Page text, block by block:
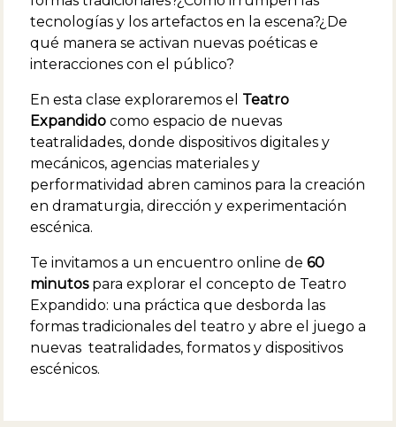
tecnologías y los artefactos en la escena?¿De
qué manera se activan nuevas poéticas e
interacciones con el público?
En esta clase exploraremos el Teatro
Expandido como espacio de nuevas
teatralidades, donde dispositivos digitales y
mecánicos, agencias materiales y
performatividad abren caminos para la creación
en dramaturgia, dirección y experimentación
escénica.
Te invitamos a un encuentro online de 60
minutospara explorar el concepto de Teatro
Expandido: una práctica que desborda las
formas tradicionales del teatro y abre el juego a
nuevas teatralidades, formatos y dispositivos
escénicos.